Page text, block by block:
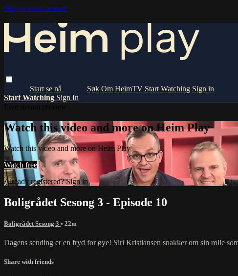
Skip to main content
Om HeimTV Start Watching Sign in
Start Watching Sign In
Watch this video and more on Heim Play
Watch this video and more on Heim Play
Watch free
Already registered?Sign in
Boligrådet Sesong 3 - Episode 10
Boligrådet Sesong 3 • 22m
Dagens sending er en fryd for øye! Siri Kristiansen snakker om sin rolle
Share with friends